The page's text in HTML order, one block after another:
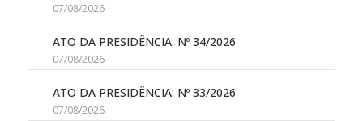
07/08/2026
ATO DA PRESIDÊNCIA: Nº 34/2026
07/08/2026
ATO DA PRESIDÊNCIA: Nº 33/2026
07/08/2026